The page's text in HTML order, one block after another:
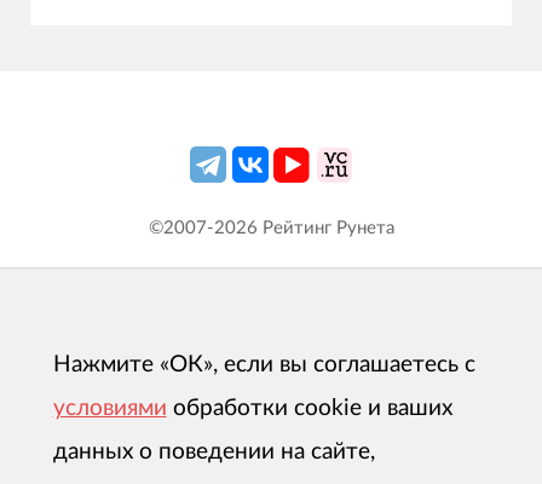
©2007-2026 Рейтинг Рунета
Нажмите «ОК», если вы соглашаетесь с
условиями обработки cookie и ваших
данных о поведении на сайте,